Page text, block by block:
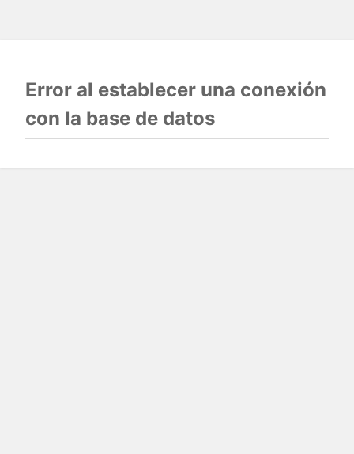
Error al establecer una conexión
con la base de datos